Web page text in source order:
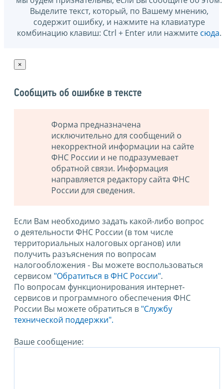
Выделите текст, который, по Вашему мнению,
содержит ошибку, и нажмите на клавиатуре
комбинацию клавиш: Ctrl + Enter или нажмите сюда.
×
Сообщить об ошибке в тексте
Форма предназначена
исключительно для сообщений о
некорректной информации на сайте
ФНС России и не подразумевает
обратной связи. Информация
направляется редактору сайта ФНС
России для сведения.
Если Вам необходимо задать какой-либо вопрос
о деятельности ФНС России (в том числе
территориальных налоговых органов) или
получить разъяснения по вопросам
налогообложения - Вы можете воспользоваться
сервисом "Обратиться в ФНС России".
По вопросам функционирования интернет-
сервисов и программного обеспечения ФНС
России Вы можете обратиться в "Службу
технической поддержки".
Ваше сообщение: